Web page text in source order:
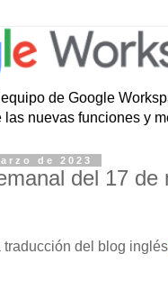
de Google
las nuevas funciones y
de 2023
del 17 de
traducción del blog inglés